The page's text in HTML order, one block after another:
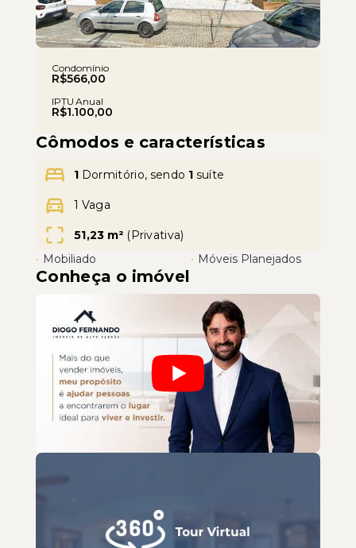
Condomínio
R$566,00
IPTU Anual
R$1.100,00
Cômodos e características
1 Dormitório, sendo 1 suíte
1 Vaga
51,23 m² (Privativa)
• Mobiliado • Móveis Planejados
Conheça o imóvel